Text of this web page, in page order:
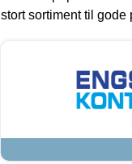
stort sortiment til gode